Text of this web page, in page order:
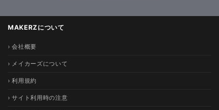
MAKERZについて
› 会社概要
› メイカーズについて
› 利用規約
› サイト利用時の注意